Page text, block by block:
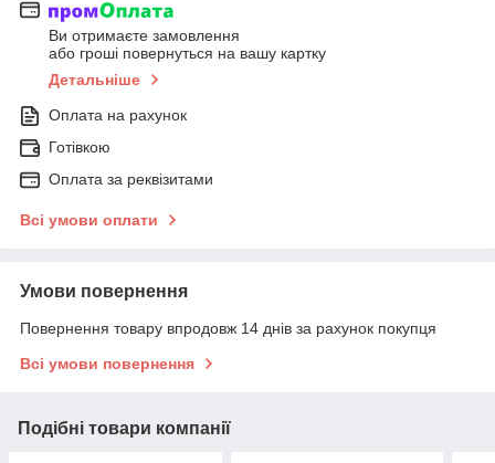
Ви отримаєте замовлення
або гроші повернуться на вашу картку
Детальніше
Оплата на рахунок
Готівкою
Оплата за реквізитами
Всі умови оплати
Умови повернення
Повернення товару впродовж 14 днів за рахунок покупця
Всі умови повернення
Подібні товари компанії